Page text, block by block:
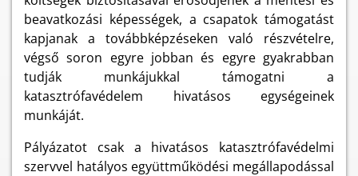
beavatkozási képességek, a csapatok támogatást
kapjanak a továbbképzéseken való részvételre,
végső soron egyre jobban és egyre gyakrabban
tudják munkájukkal támogatni a
katasztrófavédelem hivatásos egységeinek
munkáját.
Pályázatot csak a hivatásos katasztrófavédelmi
szervvel hatályos együttműködési megállapodással